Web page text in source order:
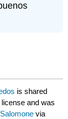
is shared
license and was
via